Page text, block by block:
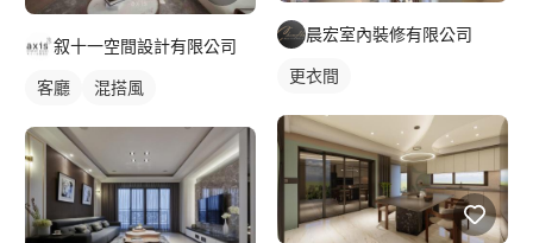
叙十一空間設計有限公司
客廳 混搭風
晨宏室內裝修有限公司
更衣間